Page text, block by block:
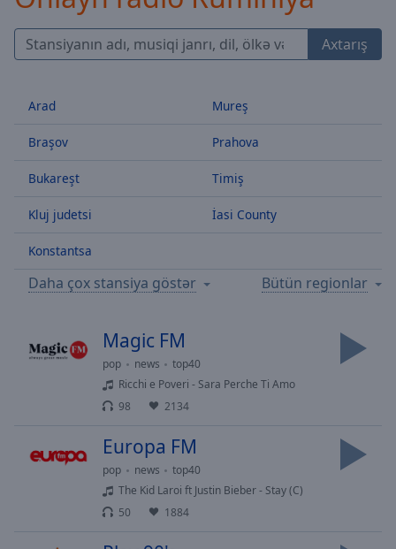
Forward
Mute
Loaded:
Stream
LIVE
Seek to
currently
LIVE
Remaining
Axtarış
Arad
Braşov
Bukareşt
Kluj judetsi
Konstantsa
Mureş
Prahova
Timiş
İasi County
Daha çox stansiya göstər Bütün regionlar
Magic FM
pop news
top40
Ricchi e Poveri - Sara Perche Ti Amo
98
2134
Europa FM
pop news
top40
The Kid Laroi ft Justin Bieber - Stay (C)
50
1884